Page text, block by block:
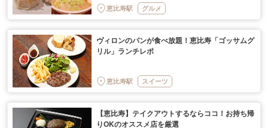
恵比寿駅 グルメ
ヴィロンのパンが食べ放題！恵比寿「ゴッサムグ
リル」ランチレポ
恵比寿駅 スイーツ
【恵比寿】テイクアウトするならココ！お持ち帰
りOKのオススメ店を厳選